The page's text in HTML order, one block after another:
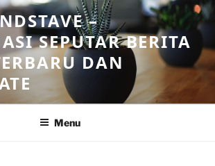
–
SEPUTAR BERITA
DAN
Menu